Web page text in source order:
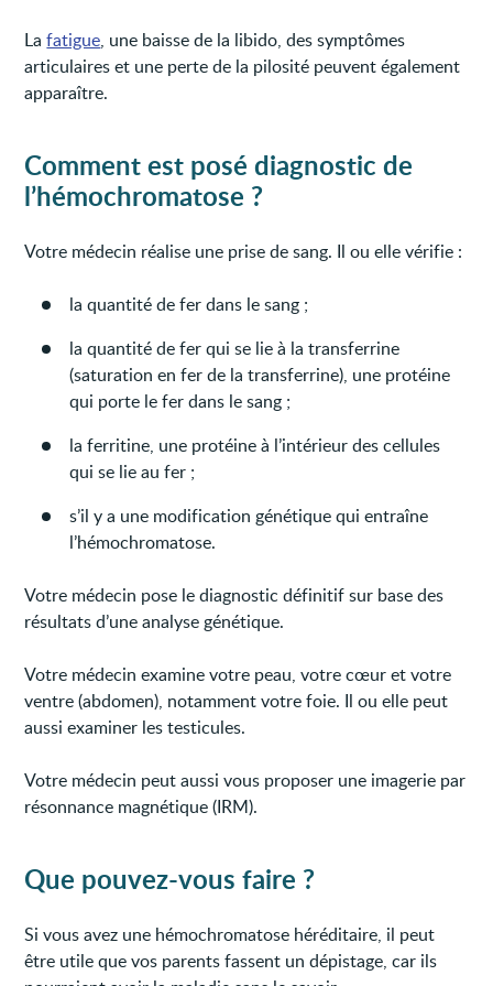
Lafatigue, une baisse de la libido, des symptômes
articulaires et une perte de la pilosité peuvent également
apparaître.
Comment est posé diagnostic de
l’hémochromatose ?
Votre médecin réalise une prise de sang. Il ou elle vérifie :
la quantité de fer dans le sang ;
la quantité de fer qui se lie à la transferrine
(saturation en fer de la transferrine), une protéine
qui porte le fer dans le sang ;
la ferritine, une protéine à l’intérieur des cellules
qui se lie au fer ;
s’il y a une modification génétique qui entraîne
l’hémochromatose.
Votre médecin pose le diagnostic définitif sur base des
résultats d’une analyse génétique.
Votre médecin examine votre peau, votre cœur et votre
ventre (abdomen), notamment votre foie. Il ou elle peut
aussi examiner les testicules.
Votre médecin peut aussi vous proposer une imagerie par
résonnance magnétique (IRM).
Que pouvez-vous faire ?
Si vous avez une hémochromatose héréditaire, il peut
être utile que vos parents fassent un dépistage, car ils